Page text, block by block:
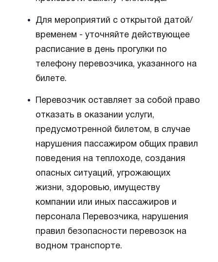
Для мероприятий с открытой датой/
временем - уточняйте действующее
расписание в день прогулки по
телефону перевозчика, указанного на
билете.
Перевозчик оставляет за собой право
отказать в оказании услуги,
предусмотренной билетом, в случае
нарушения пассажиром общих правил
поведения на теплоходе, создания
опасных ситуаций, угрожающих
жизни, здоровью, имуществу
компании или иных пассажиров и
персонала Перевозчика, нарушения
правил безопасности перевозок на
водном транспорте.